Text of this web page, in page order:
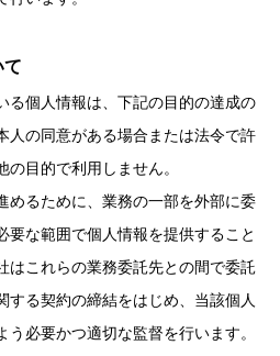
て
る個人情報は、下記の目的の達成の
人の同意がある場合または法令で許
目的で利用しません。
めるために、業務の一部を外部に委
要な範囲で個人情報を提供すること
はこれらの業務委託先との間で委託
する契約の締結をはじめ、当該個人
必要かつ適切な監督を行います。